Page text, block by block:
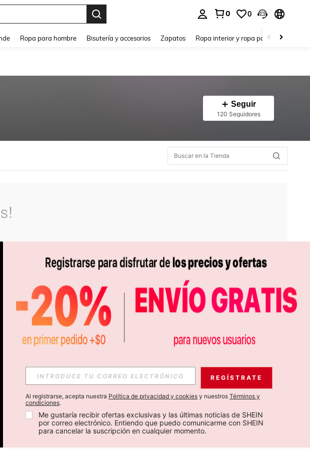
0 0
Ropa para hombre Bisutería y accesorios Zapatos Ropa interior y ropa para dormir
Seguir
120 Seguidores
de nuevo.
EN APP
PARA RECIBIR OFERTAS EXCLUSIVAS, PROMOCIONES Y NOTICIAS DE SHEIN
Suscribir
REGÍSTRATE
Al registrarse, acepta nuestra Política de privacidad y cookies y nuestros Términos y
condiciones.
Me gustaría recibir ofertas exclusivas y las últimas noticias de SHEIN
por correo electrónico. Entiendo que puedo comunicarme con SHEIN
para cancelar la suscripción en cualquier momento.